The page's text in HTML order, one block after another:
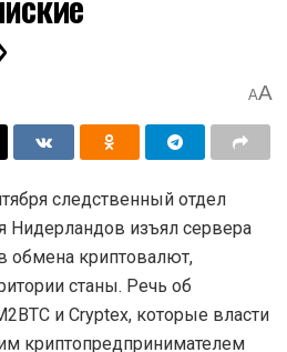
AA
следственный отдел
Нидерландов изъял сервера
обмена криптовалют,
станы. Речь об
и Cryptex, которые власти
криптопредпринимателем